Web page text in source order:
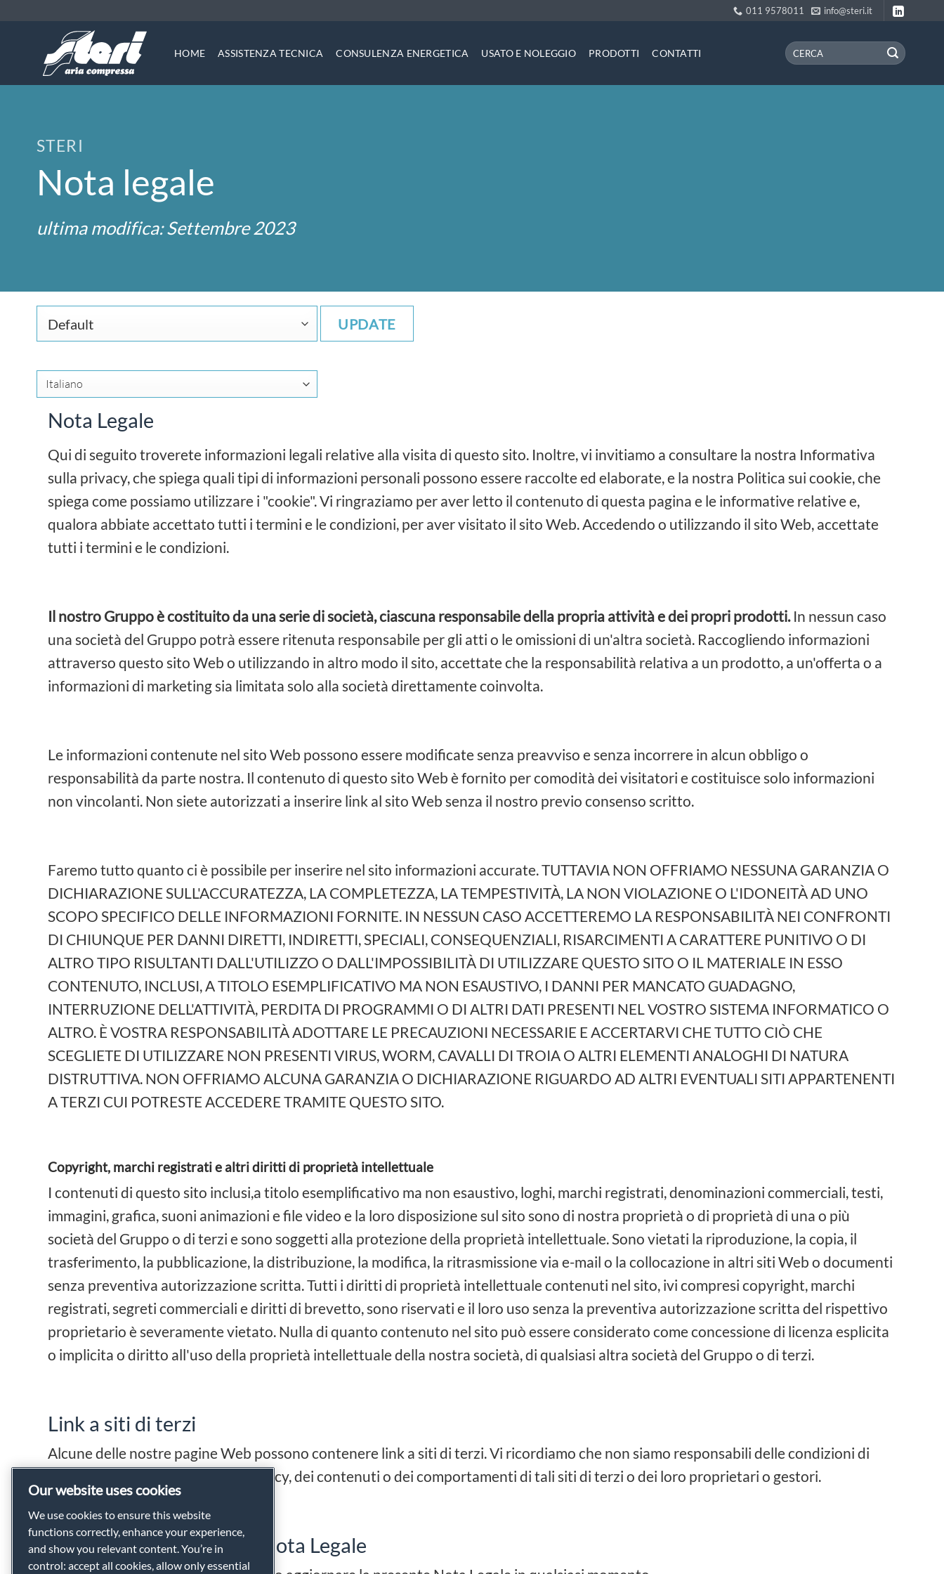
011 9578011 info@steri.it
HOME ASSISTENZA TECNICA CONSULENZA ENERGETICA USATO E NOLEGGIO PRODOTTI CONTATTI
STERI
Nota legale
ultima modifica: Settembre 2023
UPDATE
Nota Legale
Qui di seguito troverete informazioni legali relative alla visita di questo sito. Inoltre, vi invitiamo a consultare la nostra Informativa
sulla privacy, che spiega quali tipi di informazioni personali possono essere raccolte ed elaborate, e la nostra Politica sui cookie, che
spiega come possiamo utilizzare i "cookie". Vi ringraziamo per aver letto il contenuto di questa pagina e le informative relative e,
qualora abbiate accettato tutti i termini e le condizioni, per aver visitato il sito Web. Accedendo o utilizzando il sito Web, accettate
tutti i termini e le condizioni.
Il nostro Gruppo è costituito da una serie di società, ciascuna responsabile della propria attività e dei propri prodotti.In nessun caso
una società del Gruppo potrà essere ritenuta responsabile per gli atti o le omissioni di un'altra società. Raccogliendo informazioni
attraverso questo sito Web o utilizzando in altro modo il sito, accettate che la responsabilità relativa a un prodotto, a un'offerta o a
informazioni di marketing sia limitata solo alla società direttamente coinvolta.
Le informazioni contenute nel sito Web possono essere modificate senza preavviso e senza incorrere in alcun obbligo o
responsabilità da parte nostra. Il contenuto di questo sito Web è fornito per comodità dei visitatori e costituisce solo informazioni
non vincolanti. Non siete autorizzati a inserire link al sito Web senza il nostro previo consenso scritto.
Faremo tutto quanto ci è possibile per inserire nel sito informazioni accurate. TUTTAVIA NON OFFRIAMO NESSUNA GARANZIA O
DICHIARAZIONE SULL'ACCURATEZZA, LA COMPLETEZZA, LA TEMPESTIVITÀ, LA NON VIOLAZIONE O L'IDONEITÀ AD UNO
SCOPO SPECIFICO DELLE INFORMAZIONI FORNITE. IN NESSUN CASO ACCETTEREMO LA RESPONSABILITÀ NEI CONFRONTI
DI CHIUNQUE PER DANNI DIRETTI, INDIRETTI, SPECIALI, CONSEQUENZIALI, RISARCIMENTI A CARATTERE PUNITIVO O DI
ALTRO TIPO RISULTANTI DALL'UTILIZZO O DALL'IMPOSSIBILITÀ DI UTILIZZARE QUESTO SITO O IL MATERIALE IN ESSO
CONTENUTO, INCLUSI, A TITOLO ESEMPLIFICATIVO MA NON ESAUSTIVO, I DANNI PER MANCATO GUADAGNO,
INTERRUZIONE DELL'ATTIVITÀ, PERDITA DI PROGRAMMI O DI ALTRI DATI PRESENTI NEL VOSTRO SISTEMA INFORMATICO O
ALTRO. È VOSTRA RESPONSABILITÀ ADOTTARE LE PRECAUZIONI NECESSARIE E ACCERTARVI CHE TUTTO CIÒ CHE
SCEGLIETE DI UTILIZZARE NON PRESENTI VIRUS, WORM, CAVALLI DI TROIA O ALTRI ELEMENTI ANALOGHI DI NATURA
DISTRUTTIVA. NON OFFRIAMO ALCUNA GARANZIA O DICHIARAZIONE RIGUARDO AD ALTRI EVENTUALI SITI APPARTENENTI
A TERZI CUI POTRESTE ACCEDERE TRAMITE QUESTO SITO.
Copyright, marchi registrati e altri diritti di proprietà intellettuale
I contenuti di questo sito inclusi,a titolo esemplificativo ma non esaustivo, loghi, marchi registrati, denominazioni commerciali, testi,
immagini, grafica, suoni animazioni e file video e la loro disposizione sul sito sono di nostra proprietà o di proprietà di una o più
società del Gruppo o di terzi e sono soggetti alla protezione della proprietà intellettuale. Sono vietati la riproduzione, la copia, il
trasferimento, la pubblicazione, la distribuzione, la modifica, la ritrasmissione via e-mail o la collocazione in altri siti Web o documenti
senza preventiva autorizzazione scritta. Tutti i diritti di proprietà intellettuale contenuti nel sito, ivi compresi copyright, marchi
registrati, segreti commerciali e diritti di brevetto, sono riservati e il loro uso senza la preventiva autorizzazione scritta del rispettivo
proprietario è severamente vietato. Nulla di quanto contenuto nel sito può essere considerato come concessione di licenza esplicita
o implicita o diritto all'uso della proprietà intellettuale della nostra società, di qualsiasi altra società del Gruppo o di terzi.
Link a siti di terzi
Alcune delle nostre pagine Web possono contenere link a siti di terzi. Vi ricordiamo che non siamo responsabili delle condizioni di
utilizzo delle informative sulla privacy, dei contenuti o dei comportamenti di tali siti di terzi o dei loro proprietari o gestori.
Modifica della presente Nota Legale
Our website uses cookies
We use cookies to ensure this website
functions correctly, enhance your experience,
and show you relevant content. You’re in
control: accept all cookies, allow only essential